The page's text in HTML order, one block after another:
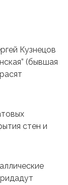
Кузнецов
(бывшая
стен и